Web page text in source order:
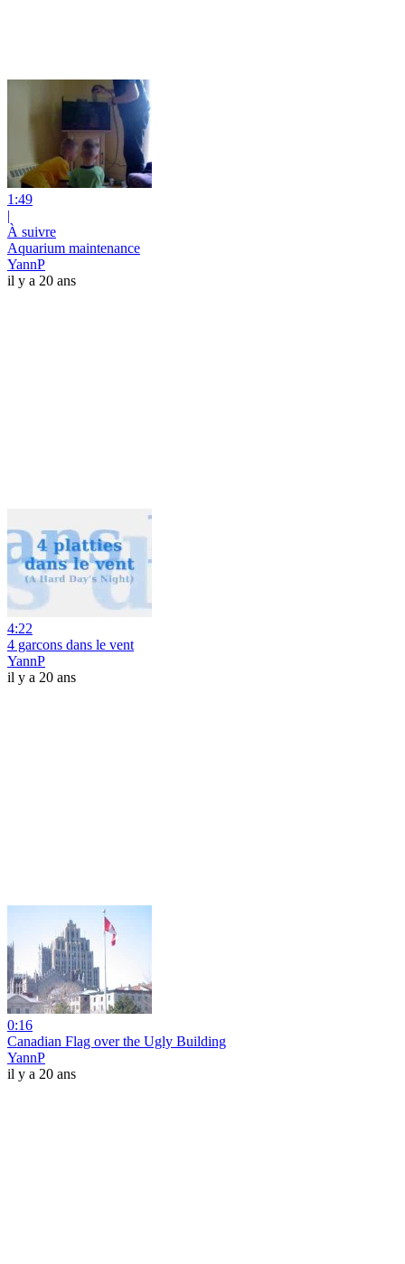
1:49
|
À suivre
Aquarium maintenance
YannP
il y a 20 ans
4:22
4 garcons dans le vent
YannP
il y a 20 ans
0:16
Canadian Flag over the Ugly Building
YannP
il y a 20 ans